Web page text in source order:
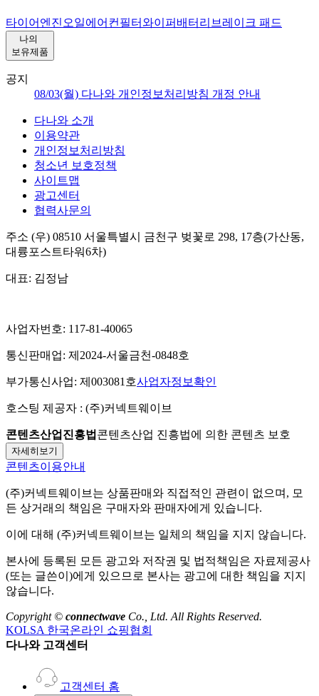
타이어 엔진오일에어컨필터와이퍼 배터리 브레이크 패드
나의
보유제품
공지
08/03(월) 다나와 개인정보처리방침 개정 안내
다나와 소개
이용약관
개인정보처리방침
청소년 보호정책
사이트맵
광고센터
협력사문의
주소 (우) 08510 서울특별시 금천구 벚꽃로 298, 17층(가산동,
대륭포스트타워6차)
대표: 김정남
사업자번호: 117-81-40065
통신판매업: 제2024-서울금천-0848호
부가통신사업: 제003081호사업자정보확인
호스팅 제공자 : (주)커넥트웨이브
콘텐츠산업진흥법 콘텐츠산업 진흥법에 의한 콘텐츠 보호
자세히보기
콘텐츠이용안내
(주)커넥트웨이브 는 상품판매와 직접적인 관련이 없으며, 모
든 상거래의 책임은 구매자와 판매자에게 있습니다.
이에 대해 (주)커넥트웨이브 는 일체의 책임을 지지 않습니다.
본사에 등록된 모든 광고와 저작권 및 법적책임은 자료제공사
(또는 글쓴이)에게 있으므로 본사는 광고에 대한 책임을 지지
않습니다.
Copyright © connectwave Co., Ltd. All Rights Reserved.
KOLSA 한국온라인 쇼핑협회
다나와 고객센터
고객센터 홈